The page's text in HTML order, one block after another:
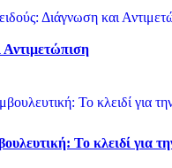
Το κλειδί για